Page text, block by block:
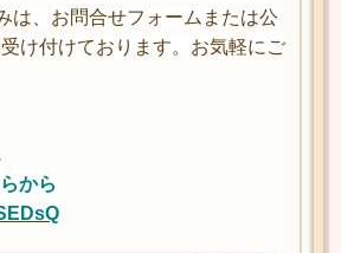
は、お問合せフォームまたは公
け付けております。お気軽にご
から